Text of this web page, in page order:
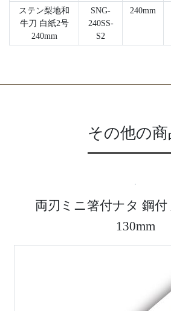
ステン梨地和
牛刀 白紙2号
240mm
SNG-
240SS-
S2
240mm
その他の商
両刃ミニ箸付ナタ 鋼付
130mm